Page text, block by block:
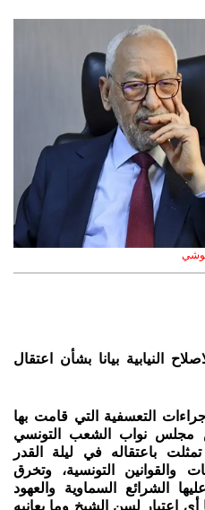
النيابية بيانا بشأن اعتقال
التعسفية التي قامت بها
مجلس نواب الشعب التونسي
باعتقاله في ليلة القدر
والقوانين التونسية، وتخرق
الشرائع السماوية والعهود
أي اعتبار لسن الشيخ وما يعانيه